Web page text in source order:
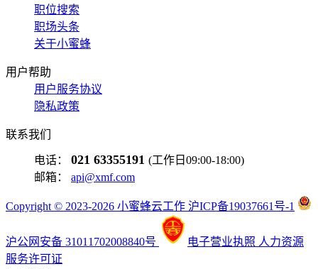
职位搜索
职场头条
关于小蜜蜂
用户帮助
用户服务协议
隐私政策
联系我们
电话： 021 63355191 (工作日09:00-18:00)
邮箱： api@xmf.com
Copyright © 2023-2026 小蜜蜂云工作 沪ICP备19037661号-1
沪公网安备 31011702008840号 电子营业执照 人力资源
服务许可证